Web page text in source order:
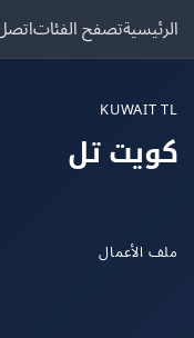
تصفح الفئاتاتصل بنا
تل